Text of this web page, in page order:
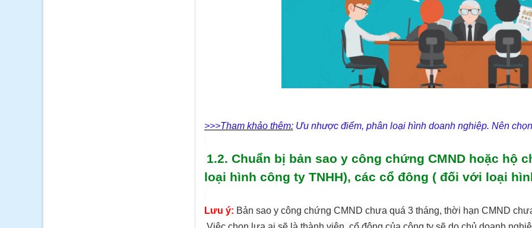
>>>Tham khảo thêm:Ưu nhược điểm, phân loại hình doanh nghiệp. Nên
1.2. Chuẩn bị bản sao y công chứng CMND hoặc hộ
loại hình công ty TNHH), các cổ đông ( đối với loại
Lưu ý: Bản sao y công chứng CMND chưa quá 3 tháng, thời hạn CMND